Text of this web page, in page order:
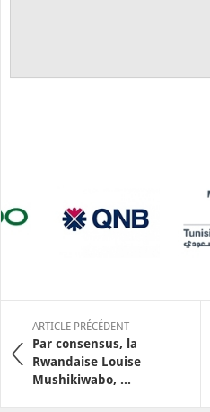
ARTICLE PRÉCÉDENT
Par consensus, la
Rwandaise Louise
Mushikiwabo, ...